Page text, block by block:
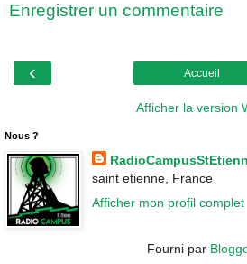
Enregistrer un commentaire
‹ Accueil
Afficher la version
Nous ?
saint etienne, France
Afficher mon profil complet
Fourni par